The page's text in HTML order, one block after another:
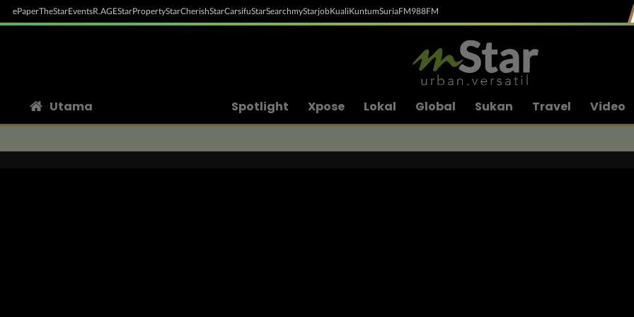
ePaperTheStarEventsR.AGEStarPropertyStarCherishStarCarsifuStarSearchmyStarjobKualiKuntumSuriaFM988FM
Utama Spotlight Xpose Lokal Global Sukan Travel Video